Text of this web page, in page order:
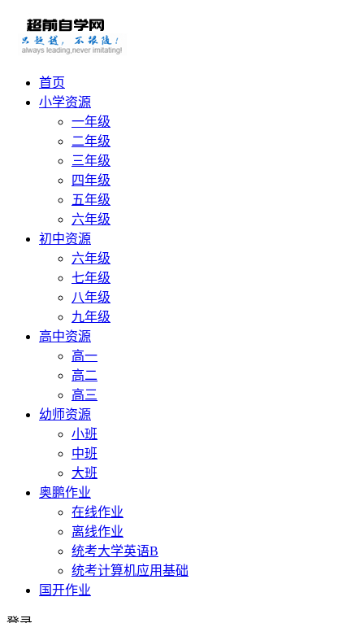
首页
小学资源
一年级
二年级
三年级
四年级
五年级
六年级
初中资源
六年级
七年级
八年级
九年级
高中资源
高一
高二
高三
幼师资源
小班
中班
大班
奥鹏作业
在线作业
离线作业
统考大学英语B
统考计算机应用基础
国开作业